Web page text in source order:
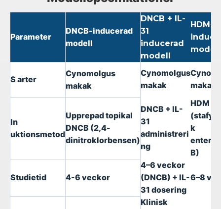
Parameter
DNCB-inducerad
modell
DNCB + IL-
31
inducerad
modell
modell
S arter
Cynomolgus
makak
Cynomolgus
makak
makak
In
uktionsmetod
Upprepad topikal
DNCB (2,4-
dinitroklorbensen)
DNCB + IL-
31
administreri
ng
HDM +
k
B)
Studietid 4-6 veckor
4–6 veckor
(DNCB) + IL-
31 dosering
6–8
Klinisk